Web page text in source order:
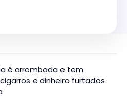
é arrombada e tem
e dinheiro furtados